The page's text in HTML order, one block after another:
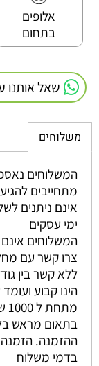
אלופים
בתחום
שאל אותנו
משלוחים
המשלוחים
ימי עסקים
המשלוחים אינם
צרו קשר עם מחלקת
ללא קשר בין
בתאום מראש
בדמי משלוח